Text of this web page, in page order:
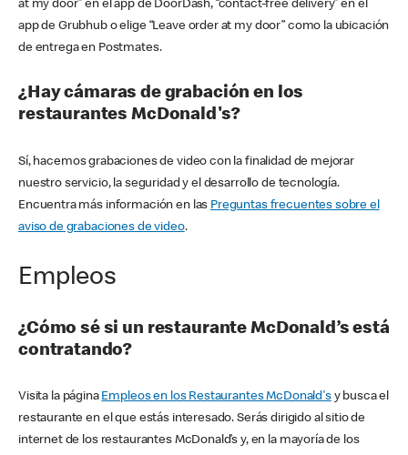
at my door” en el app de DoorDash, “contact-free delivery” en el
app de Grubhub o elige “Leave order at my door” como la ubicación
de entrega en Postmates.
¿Hay cámaras de grabación en los
restaurantes McDonald's?
Sí, hacemos grabaciones de video con la finalidad de mejorar
nuestro servicio, la seguridad y el desarrollo de tecnología.
Encuentra más información en las Preguntas frecuentes sobre el
aviso de grabaciones de video.
Empleos
¿Cómo sé si un restaurante McDonald’s está
contratando?
Visita la página Empleos en los Restaurantes McDonald'sy busca el
restaurante en el que estás interesado. Serás dirigido al sitio de
internet de los restaurantes McDonald’s y, en la mayoría de los